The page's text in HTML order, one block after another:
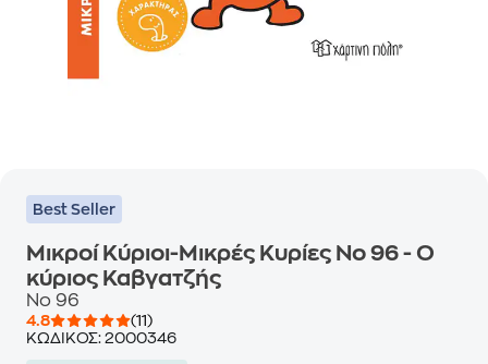
Best Seller
Μικροί Κύριοι-Μικρές Κυρίες Nο 96 - Ο
κύριος Καβγατζής
Nο 96
4.8
(11)
ΚΩΔΙΚΟΣ: 2000346